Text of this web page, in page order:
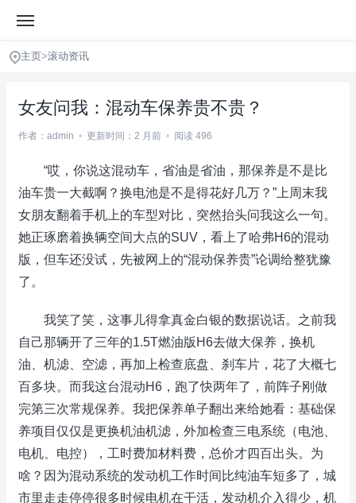
主页>滚动资讯
女友问我：混动车保养贵不贵？
作者：admin • 更新时间：2 月前 • 阅读 496
“哎，你说这混动车，省油是省油，那保养是不是比
油车贵一大截啊？换电池是不是得花好几万？”上周末我
女朋友翻着手机上的车型对比，突然抬头问我这么一句。
她正琢磨着换辆空间大点的SUV，看上了哈弗H6的混动
版，但车还没试，先被网上的“混动保养贵”论调给整犹豫
了。
我笑了笑，这事儿得拿真金白银的数据说话。之前我
自己那辆开了三年的1.5T燃油版H6去做大保养，换机
油、机滤、空滤，再加上检查底盘、刹车片，花了大概七
百多块。而我这台混动H6，跑了快两年了，前阵子刚做
完第三次常规保养。我把保养单子翻出来给她看：基础保
养项目仅仅是更换机油机滤，外加检查三电系统（电池、
电机、电控），工时费加材料费，总价才四百出头。为
啥？因为混动系统的发动机工作时间比纯油车短多了，城
市里走走停停很多时候电机在干活，发动机介入得少，机